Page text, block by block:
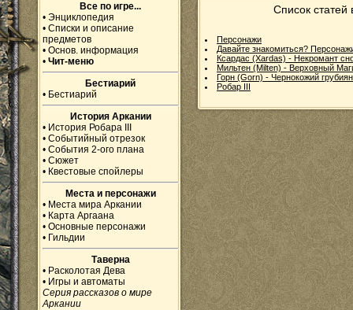
Все по игре...
• Энциклопедия
• Списки и описание
предметов
• Основ. информация
• Чит-меню
Бестиарий
• Бестиарий
История Аркании
• История Робара III
• Событийный отрезок
• События 2-ого плана
• Сюжет
• Квестовые спойлеры
Места и персонажи
• Места мира Аркании
• Карта Аргаана
• Основные персонажи
• Гильдии
Таверна
• Расколотая Дева
• Игры и автоматы
Серия рассказов о мире
Аркании
Список
Персонажи
Давайте знакомиться?
Ксардас (Xardas) - Некромант
Мильтен (Milten) - Верховный
Горн (Gorn) - Чернокожий
Робар III